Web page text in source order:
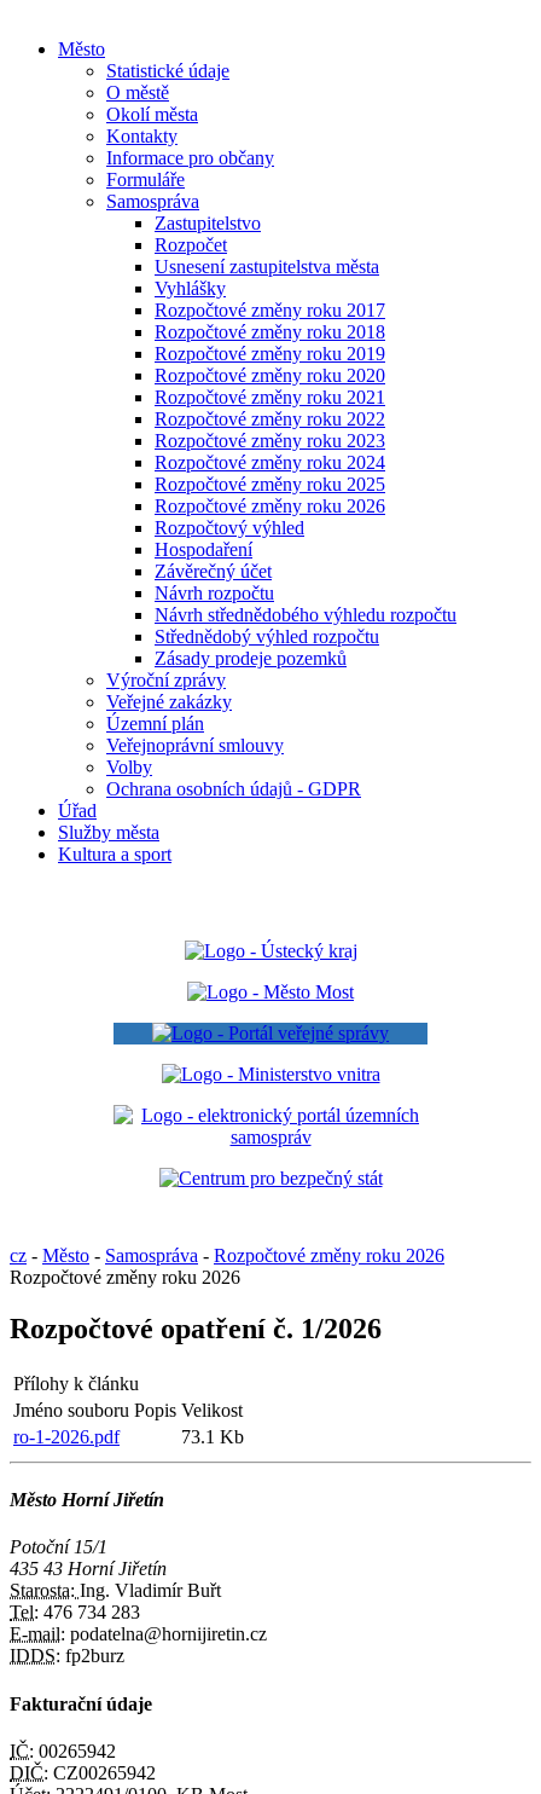
Město
Statistické údaje
O městě
Okolí města
Kontakty
Informace pro občany
Formuláře
Samospráva
Zastupitelstvo
Rozpočet
Usnesení zastupitelstva města
Vyhlášky
Rozpočtové změny roku 2017
Rozpočtové změny roku 2018
Rozpočtové změny roku 2019
Rozpočtové změny roku 2020
Rozpočtové změny roku 2021
Rozpočtové změny roku 2022
Rozpočtové změny roku 2023
Rozpočtové změny roku 2024
Rozpočtové změny roku 2025
Rozpočtové změny roku 2026
Rozpočtový výhled
Hospodaření
Závěrečný účet
Návrh rozpočtu
Návrh střednědobého výhledu rozpočtu
Střednědobý výhled rozpočtu
Zásady prodeje pozemků
Výroční zprávy
Veřejné zakázky
Územní plán
Veřejnoprávní smlouvy
Volby
Ochrana osobních údajů - GDPR
Úřad
Služby města
Kultura a sport
cz - Město - Samospráva - Rozpočtové změny roku 2026
Rozpočtové změny roku 2026
Rozpočtové opatření č. 1/2026
Přílohy k článku
Jméno souboru Popis Velikost
ro-1-2026.pdf
73.1 Kb
Město Horní Jiřetín
Potoční 15/1
435 43 Horní Jiřetín
Starosta: Ing. Vladimír Buřt
Tel: 476 734 283
E-mail: podatelna@hornijiretin.cz
IDDS: fp2burz
Fakturační údaje
IČ: 00265942
DIČ: CZ00265942